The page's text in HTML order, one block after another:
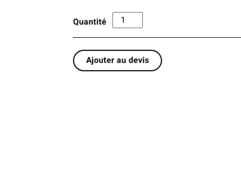
Quantité
Ajouter au devis